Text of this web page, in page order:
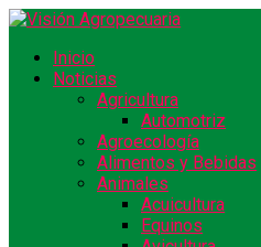
Inicio
Noticias
Agricultura
Automotriz
Agroecología
Alimentos y Bebidas
Animales
Acuicultura
Equinos